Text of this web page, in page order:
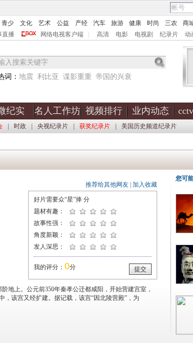
青少 文化 艺术 公益 产经 汽车 旅游 健康 时尚 三农 商
直播 网络电视客户端 高清 电影 电视剧 纪录片 动
词： 地震 利比亚 谍影重重 帝国的兴衰
纪实 名人工作坊 视频排行 业内动态
时政 央视纪录片 获奖纪录片 美国历史频道纪录片
地上。公元前350年秦孝公迁都咸阳，开始营建宫室，
该宫又经扩建。据记载，该宫“因北陵营殿”，为
推荐给其他网友 加入收藏
好片需要众“星”捧 分
题材有趣：
故事性强：
角度新颖：
发人深思：
我的评分： 0分 提交
您可